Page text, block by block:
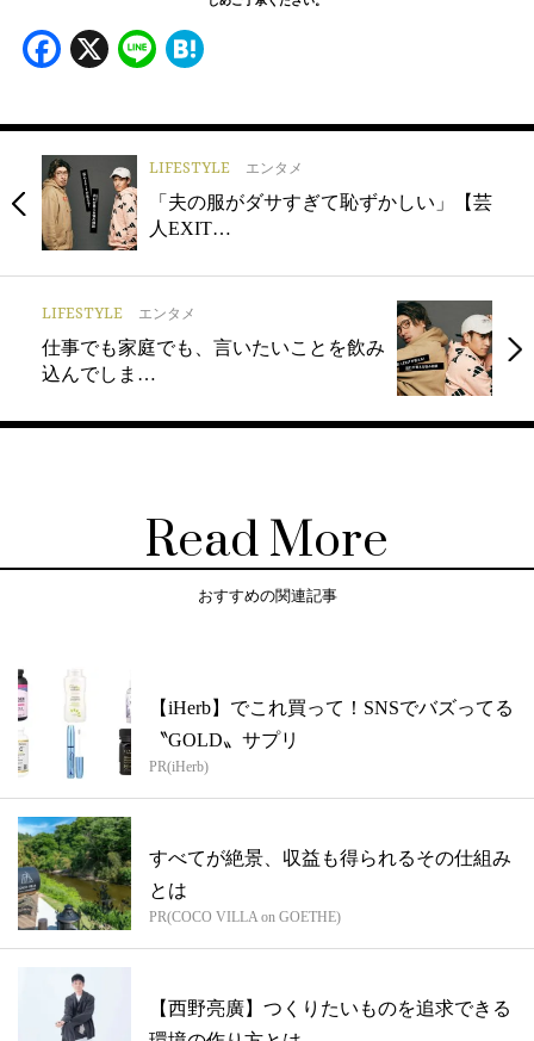
Facebook
X Line
LIFESTYLE エンタメ
「夫の服がダサすぎて恥ずかしい」【芸
人EXIT…
LIFESTYLE エンタメ
仕事でも家庭でも、言いたいことを飲み
込んでしま…
Read More
おすすめの関連記事
【iHerb】でこれ買って！SNSでバズってる
〝GOLD〟サプリ
PR(iHerb)
すべてが絶景、収益も得られるその仕組み
とは
PR(COCO VILLA on GOETHE)
【西野亮廣】つくりたいものを追求できる